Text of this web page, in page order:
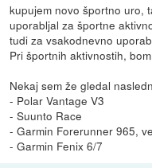
kupujem novo športno uro,
uporabljal za športne
tudi za vsakodnevno
Pri športnih aktivnostih,
Nekaj sem že gledal
- Polar Vantage V3
- Suunto Race
- Garmin Forerunner 965,
- Garmin Fenix 6/7